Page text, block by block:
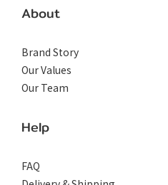
About
Brand Story
Our Values
Our Team
Help
FAQ